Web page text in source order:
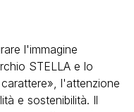
l'immagine
STELLA e lo
l'attenzione
e sostenibilità. Il